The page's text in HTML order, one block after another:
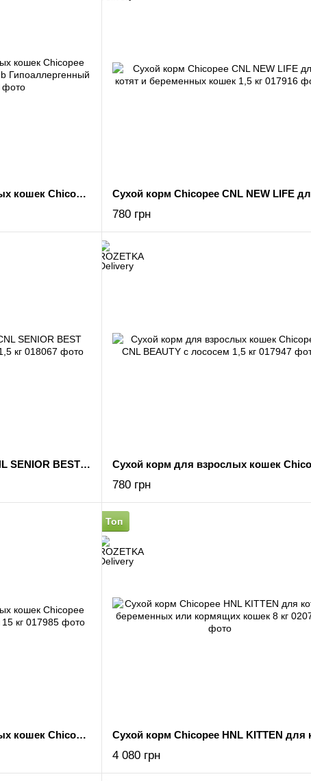
Сухой корм для взрослых кошек Chicopee CNL Cat Adult Sensible Lamb Гипоаллергенный 15 кг
780 грн
Сухой корм Chicopee CNL SENIOR BEST AGE для пожилых кошек 1,5 кг
780 грн
Сухой корм для взрослых кошек Chicopee CNL INDOOR с говядиной 15 кг
Топ
4 080 грн